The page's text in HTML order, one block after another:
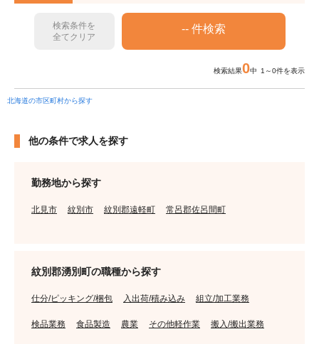
検索条件を
全てクリア
検索結果0中 1～0件を表示
北海道の市区町村から探す
他の条件で求人を探す
勤務地から探す
北見市 紋別市 紋別郡遠軽町 常呂郡佐呂間町
紋別郡湧別町の職種から探す
仕分/ピッキング/梱包 入出荷/積み込み 組立/加工業務
検品業務 食品製造 農業 その他軽作業 搬入/搬出業務